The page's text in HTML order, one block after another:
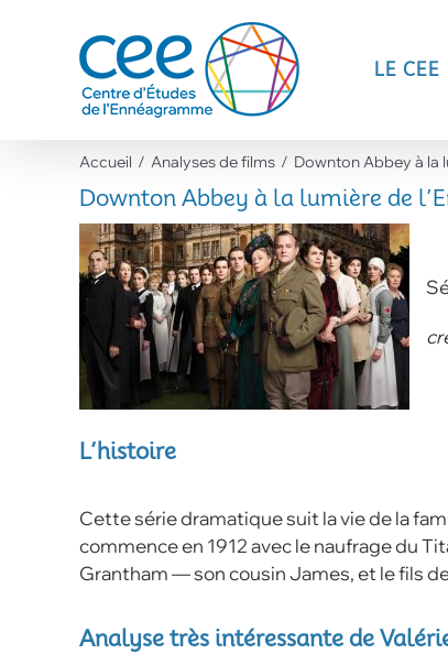
LE CEE
Accueil Analyses de films Downton Abbey à la
Downton Abbey à la lumière de
L’histoire
Cette série dramatique suit la vie de la
commence en 1912 avec le naufrage du
Grantham — son cousin James, et le fils
Analyse très intéressante de